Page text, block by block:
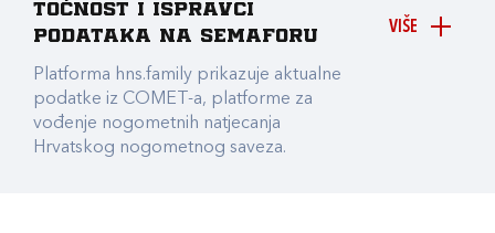
VIŠE
točnost i ispravci
podataka na Semaforu
Platforma hns.family prikazuje aktualne
podatke iz COMET-a, platforme za
vođenje nogometnih natjecanja
Hrvatskog nogometnog saveza.